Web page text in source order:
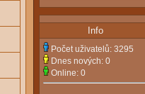
Info
Počet uživatelů: 3295
Dnes nových: 0
Online: 0